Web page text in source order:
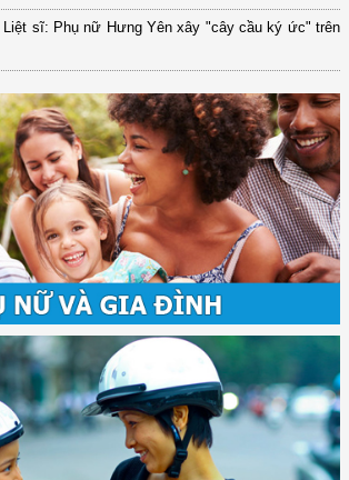
Liệt sĩ: Phụ nữ Hưng Yên xây "cây cầu ký ức" trên